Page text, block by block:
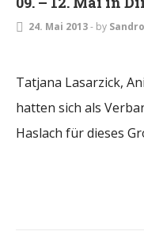
24. Mai 2013- by
Tatjana Lasarzick,
hatten sich als
Haslach für dieses